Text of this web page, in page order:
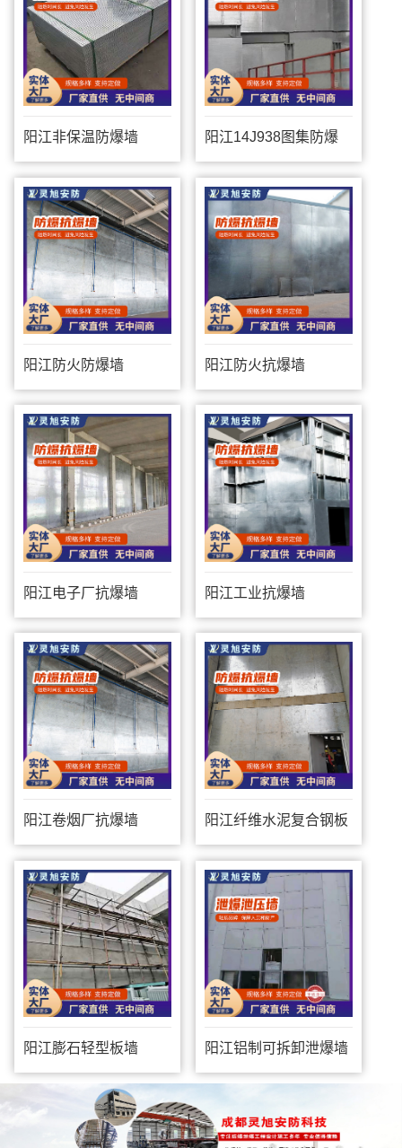
阳江非保温防爆墙 阳江14J938图集防爆
墙
阳江防火防爆墙 阳江防火抗爆墙
阳江电子厂抗爆墙 阳江工业抗爆墙
阳江卷烟厂抗爆墙 阳江纤维水泥复合钢板
防爆墙
阳江膨石轻型板墙 阳江铝制可拆卸泄爆墙